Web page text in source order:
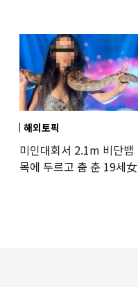
해외토픽
미인대회서 2.1m 비단뱀
목에 두르고 춤 춘 19세女